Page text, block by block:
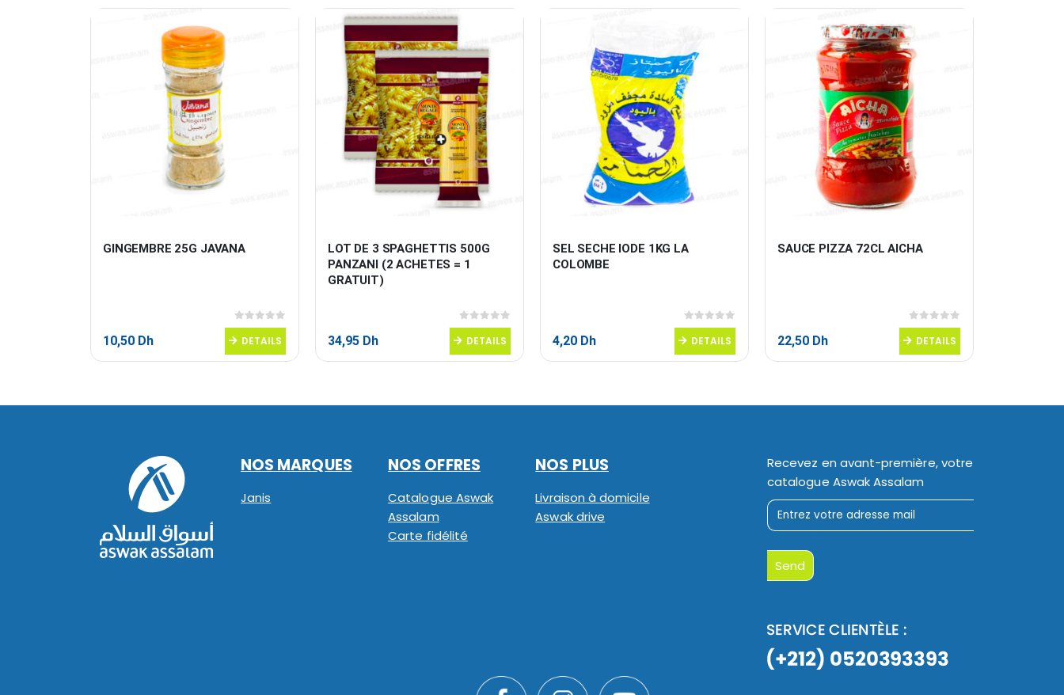
GINGEMBRE 25G JAVANA
0sur 5
10,50 Dh DETAILS
LOT DE 3 SPAGHETTIS 500G
PANZANI (2 ACHETES = 1
GRATUIT)
0sur 5
34,95 Dh DETAILS
SEL SECHE IODE 1KG LA
COLOMBE
0sur 5
4,20 Dh DETAILS
SAUCE PIZZA 72CL AICHA
0sur 5
22,50 Dh DETAILS
NOS MARQUES
Janis
NOS OFFRES
Catalogue Aswak
Assalam
Carte fidélité
NOS PLUS
Livraison à domicile
Aswak drive
Recevez en avant-première, votre
catalogue Aswak Assalam